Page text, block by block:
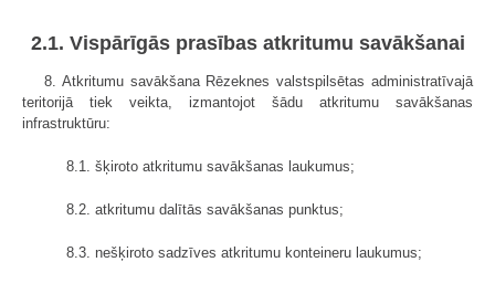
2.1. Vispārīgās prasības atkritumu savākšanai
8. Atkritumu savākšana Rēzeknes valstspilsētas administratīvajā
teritorijā tiek veikta, izmantojot šādu atkritumu savākšanas
infrastruktūru:
8.1. šķiroto atkritumu savākšanas laukumus;
8.2. atkritumu dalītās savākšanas punktus;
8.3. nešķiroto sadzīves atkritumu konteineru laukumus;